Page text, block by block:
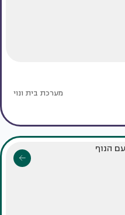
מערכת בית ונוי